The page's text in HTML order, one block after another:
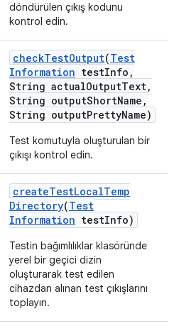
döndürülen çıkış kodunu
kontrol edin.
checkTestOutput(Test
Information testInfo ,
String actualOutputText,
String outputShortName ,
String outputPrettyName)
Test komutuyla oluşturulan bir
çıkışı kontrol edin.
createTestLocalTemp
Directory(Test
Information testInfo)
Testin bağımlılıklar klasöründe
yerel bir geçici dizin
oluşturarak test edilen
cihazdan alınan test çıkışlarını
toplayın.